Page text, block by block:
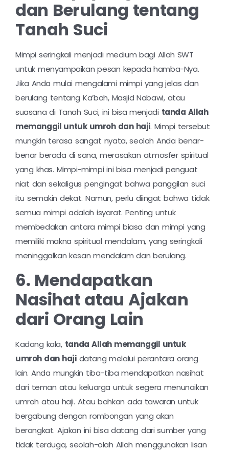
dan Berulang tentang
Tanah Suci
Mimpi seringkali menjadi medium bagi Allah SWT
untuk menyampaikan pesan kepada hamba-Nya.
Jika Anda mulai mengalami mimpi yang jelas dan
berulang tentang Ka’bah, Masjid Nabawi, atau
suasana di Tanah Suci, ini bisa menjadi tanda Allah
memanggil untuk umroh dan haji. Mimpi tersebut
mungkin terasa sangat nyata, seolah Anda benar-
benar berada di sana, merasakan atmosfer spiritual
yang khas. Mimpi-mimpi ini bisa menjadi penguat
niat dan sekaligus pengingat bahwa panggilan suci
itu semakin dekat. Namun, perlu diingat bahwa tidak
semua mimpi adalah isyarat. Penting untuk
membedakan antara mimpi biasa dan mimpi yang
memiliki makna spiritual mendalam, yang seringkali
meninggalkan kesan mendalam dan berulang.
6. Mendapatkan
Nasihat atau Ajakan
dari Orang Lain
Kadang kala, tanda Allah memanggil untuk
umroh dan hajidatang melalui perantara orang
lain. Anda mungkin tiba-tiba mendapatkan nasihat
dari teman atau keluarga untuk segera menunaikan
umroh atau haji. Atau bahkan ada tawaran untuk
bergabung dengan rombongan yang akan
berangkat. Ajakan ini bisa datang dari sumber yang
tidak terduga, seolah-olah Allah menggunakan lisan